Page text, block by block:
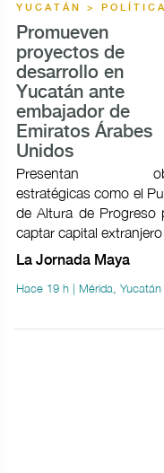
YUCATÁN > POLÍTICA
Promueven
proyectos de
desarrollo en
Yucatán ante
embajador de
Emiratos Árabes
Unidos
Presentan
estratégicas como el
de Altura de Progreso
captar capital extranjero
La Jornada Maya
Hace 19 h | Mérida, Yucatán